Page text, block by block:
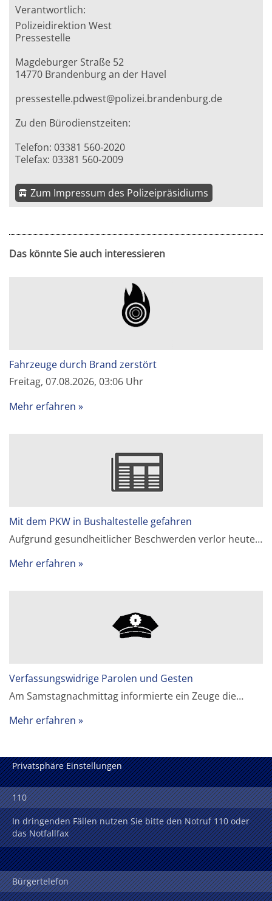
Verantwortlich:
Polizeidirektion West
Pressestelle
Magdeburger Straße 52
14770 Brandenburg an der Havel
pressestelle.pdwest@polizei.brandenburg.de
Zu den Bürodienstzeiten:
Telefon: 03381 560-2020
Telefax: 03381 560-2009
Zum Impressum des Polizeipräsidiums
Das könnte Sie auch interessieren
Fahrzeuge durch Brand zerstört
Freitag, 07.08.2026, 03:06 Uhr
Mehr erfahren
Mit dem PKW in Bushaltestelle gefahren
Aufgrund gesundheitlicher Beschwerden verlor heute…
Mehr erfahren
Verfassungswidrige Parolen und Gesten
Am Samstagnachmittag informierte ein Zeuge die…
Mehr erfahren
Privatsphäre Einstellungen
110
In dringenden Fällen nutzen Sie bitte den Notruf 110 oder
das Notfallfax
Bürgertelefon